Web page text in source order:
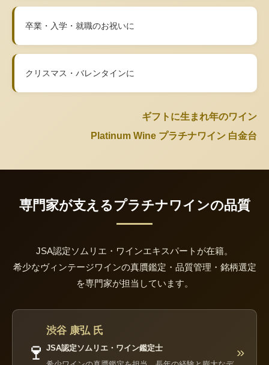
卒業・入学・就職のお祝いに
クリスマス・バレンタインに
ギフトに生まれ年のワイン
Platinum Wine プラチナワイン 白金台
専門家が支えるプラチナワインの品質
JSA認定ソムリエ・ワインエキスパートが在籍。
希少なヴィンテージワインの真贋鑑定・品質管理・銘柄選定
を専門家が担当しています。
🍷
渋谷 康弘 氏
JSA認定ソムリエ・ワイン鑑定士
»